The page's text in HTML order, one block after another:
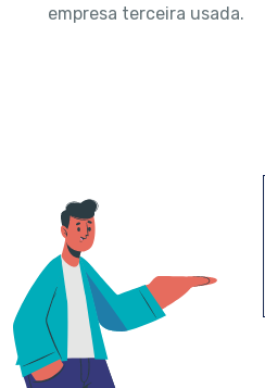
empresa terceira usada.